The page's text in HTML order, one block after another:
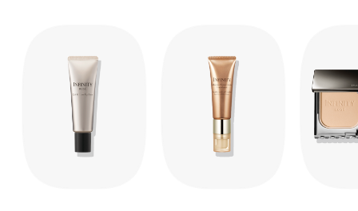
BHT・（ジメチコン／ビニルジメチコン）クロスポリマ
ー・イソステアリン酸ポリグリセリル－2・エチルヘキサ
ン酸セチル・サリチル酸オクチル・シリカ・ジエチルヘキ
サン酸ネオペンチルグリコール・ジステアルジモニウムヘ
クトライト・ステアラルコニウムヘクトライト・ステアリ